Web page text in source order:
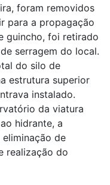
foram removidos
para a propagação
guincho, foi retirado
serragem do local.
do silo de
estrutura superior
instalado.
da viatura
hidrante, a
de
realização do